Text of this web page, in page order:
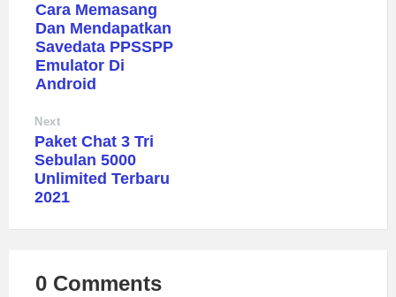
Cara Memasang
Dan Mendapatkan
Savedata PPSSPP
Emulator Di
Android
Next
Paket Chat 3 Tri
Sebulan 5000
Unlimited Terbaru
2021
0 Comments